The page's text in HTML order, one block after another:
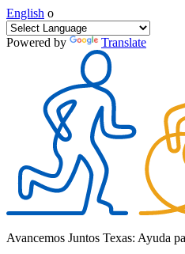
English o
Powered by Translate
Avancemos Juntos Texas: Ayuda